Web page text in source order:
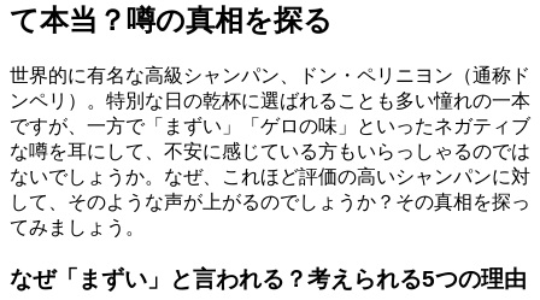
て本当？噂の真相を探る
世界的に有名な高級シャンパン、ドン・ペリニヨン（通称ド
ンペリ）。特別な日の乾杯に選ばれることも多い憧れの一本
ですが、一方で「まずい」「ゲロの味」といったネガティブ
な噂を耳にして、不安に感じている方もいらっしゃるのでは
ないでしょうか。なぜ、これほど評価の高いシャンパンに対
して、そのような声が上がるのでしょうか？その真相を探っ
てみましょう。
なぜ「まずい」と言われる？考えられる5つの理由